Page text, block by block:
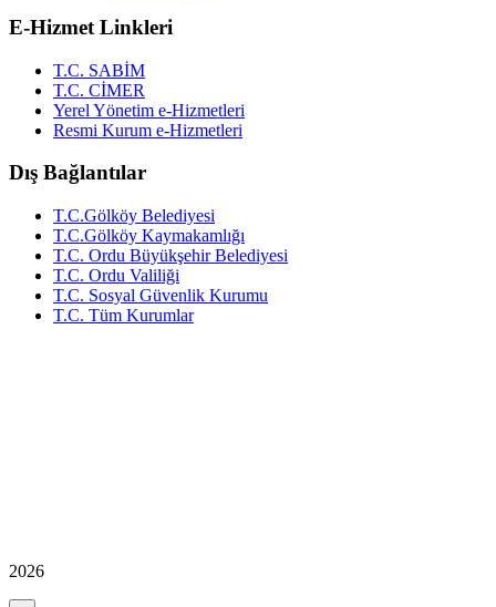
E-Hizmet Linkleri
T.C. SABİM
T.C. CİMER
Yerel Yönetim e-Hizmetleri
Resmi Kurum e-Hizmetleri
Dış Bağlantılar
T.C.Gölköy Belediyesi
T.C.Gölköy Kaymakamlığı
T.C. Ordu Büyükşehir Belediyesi
T.C. Ordu Valiliği
T.C. Sosyal Güvenlik Kurumu
T.C. Tüm Kurumlar
2026